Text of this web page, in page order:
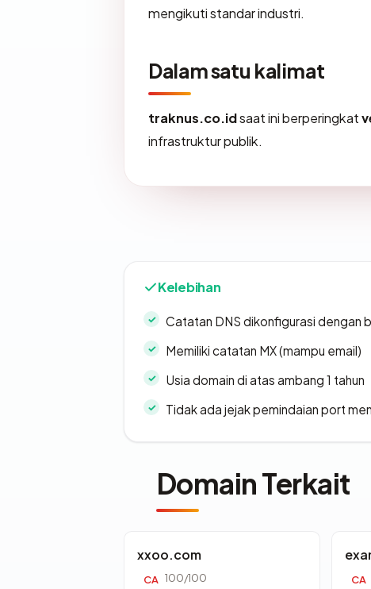
mengikuti standar industri.
Dalam satu kalimat
traknus.co.idsaat ini berperingkat
infrastruktur publik.
Kelebihan
Catatan DNS dikonfigurasi dengan
Memiliki catatan MX (mampu email)
Usia domain di atas ambang 1 tahun
Tidak ada jejak pemindaian port
Domain Terkait
xxoo.com
CA 100/100 CA